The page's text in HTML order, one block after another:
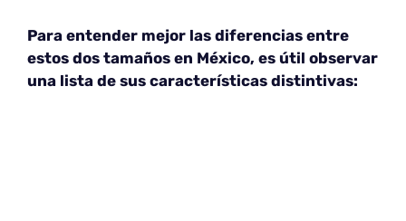
Para entender mejor las diferencias entre
estos dos tamaños en México, es útil observar
una lista de sus características distintivas: